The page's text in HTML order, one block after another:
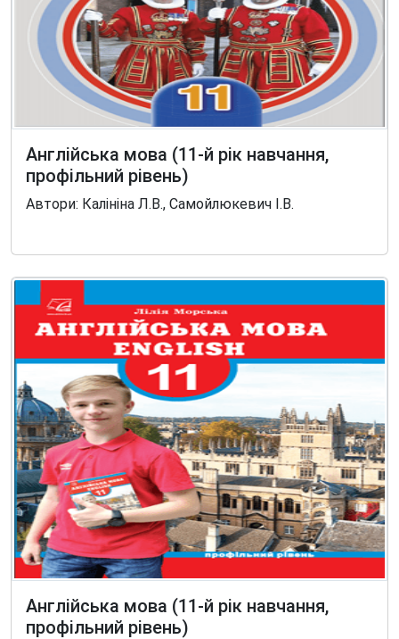
Англійська мова (11-й рік навчання,
профільний рівень)
Автори: Калініна Л.В., Самойлюкевич І.В.
Англійська мова (11-й рік навчання,
профільний рівень)